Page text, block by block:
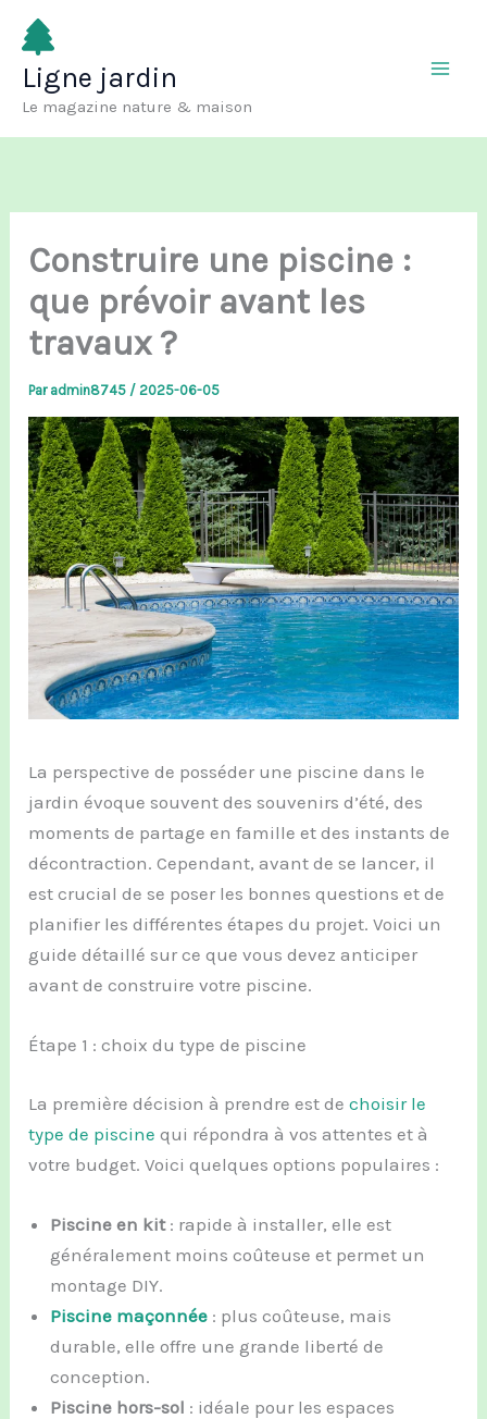
Aller
contenu
Ligne jardin
Le magazine nature & maison
Construire une piscine :
que prévoir avant les
travaux ?
Par admin8745 /2025-06-05
La perspective de posséder une piscine dans le
jardin évoque souvent des souvenirs d’été, des
moments de partage en famille et des instants de
décontraction. Cependant, avant de se lancer, il
est crucial de se poser les bonnes questions et de
planifier les différentes étapes du projet. Voici un
guide détaillé sur ce que vous devez anticiper
avant de construire votre piscine.
Étape 1 : choix du type de piscine
La première décision à prendre est dechoisir le
type de piscine qui répondra à vos attentes et à
votre budget. Voici quelques options populaires :
Piscine en kit: rapide à installer, elle est
généralement moins coûteuse et permet un
montage DIY.
Piscine maçonnée : plus coûteuse, mais
durable, elle offre une grande liberté de
conception.
Piscine hors-sol : idéale pour les espaces